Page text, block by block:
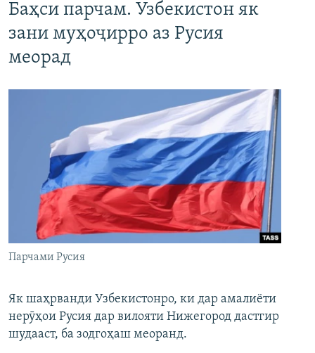
Баҳси парчам. Узбекистон як
зани муҳоҷирро аз Русия
меорад
Парчами Русия
Як шаҳрванди Узбекистонро, ки дар амалиёти
нерӯҳои Русия дар вилояти Нижегород дастгир
шудааст, ба зодгоҳаш меоранд.